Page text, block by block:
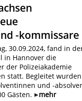
-kommissare
30.09.2024, fand in
in Hannover die
der Polizeiakademie
statt. Begleitet
und -
Gästen.
mehr